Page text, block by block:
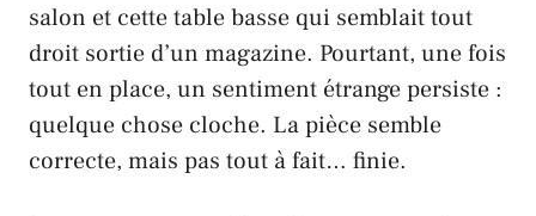
salon et cette table basse qui semblait tout
droit sortie d’un magazine. Pourtant, une fois
tout en place, un sentiment étrange persiste :
quelque chose cloche. La pièce semble
correcte, mais pas tout à fait… finie.